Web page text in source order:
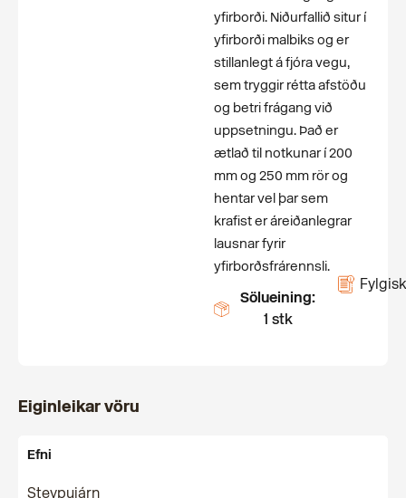
yfirborði. Niðurfallið situr í
yfirborði malbiks og er
stillanlegt á fjóra vegu,
sem tryggir rétta afstöðu
og betri frágang við
uppsetningu. Það er
ætlað til notkunar í 200
mm og 250 mm rör og
hentar vel þar sem
krafist er áreiðanlegrar
lausnar fyrir
yfirborðsfrárennsli.
Sölueining:
1 stk
Eiginleikar vöru
Efni
Steypujárn